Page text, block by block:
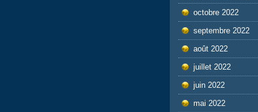
octobre 2022
septembre 2022
août 2022
juillet 2022
juin 2022
mai 2022